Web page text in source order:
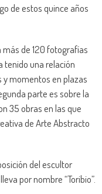
de estos quince años
de 120 fotografías
tenido una relación
momentos en plazas
parte es sobre la
35 obras en las que
de Arte Abstracto
del escultor
por nombre “Toribio”.